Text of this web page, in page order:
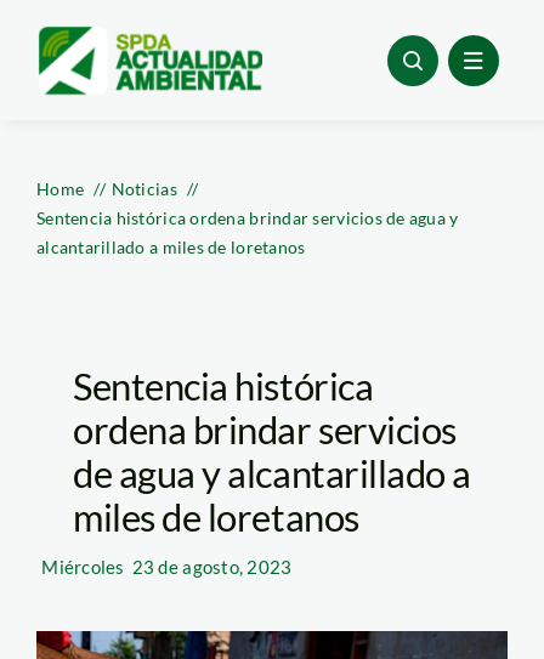
content
Home
Noticias
Sentencia histórica ordena brindar servicios de agua y
alcantarillado a miles de loretanos
Sentencia histórica
ordena brindar servicios
de agua y alcantarillado a
miles de loretanos
Miércoles 23 de agosto, 2023